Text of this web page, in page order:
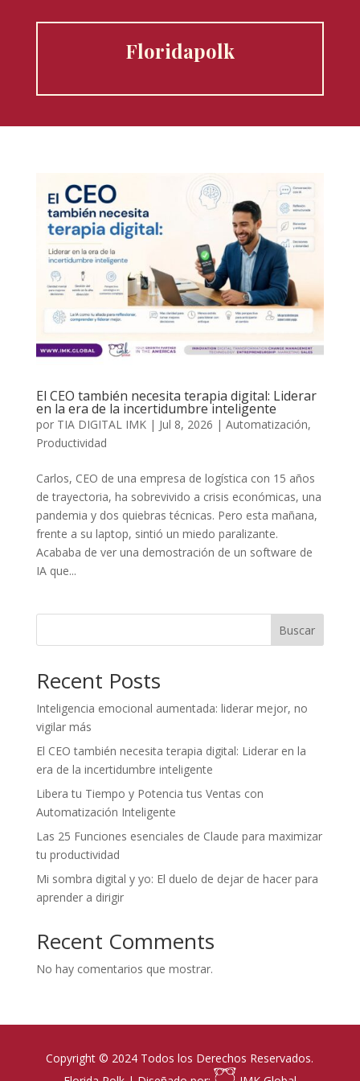
Floridapolk
El CEO también necesita terapia digital: Liderar
en la era de la incertidumbre inteligente
por TIA DIGITAL IMK| Jul 8, 2026 | Automatización,
Productividad
Carlos, CEO de una empresa de logística con 15 años
de trayectoria, ha sobrevivido a crisis económicas, una
pandemia y dos quiebras técnicas. Pero esta mañana,
frente a su laptop, sintió un miedo paralizante.
Acababa de ver una demostración de un software de
IA que...
Buscar
Recent Posts
Inteligencia emocional aumentada: liderar mejor, no
vigilar más
El CEO también necesita terapia digital: Liderar en la
era de la incertidumbre inteligente
Libera tu Tiempo y Potencia tus Ventas con
Automatización Inteligente
Las 25 Funciones esenciales de Claude para maximizar
tu productividad
Mi sombra digital y yo: El duelo de dejar de hacer para
aprender a dirigir
Recent Comments
No hay comentarios que mostrar.
Copyright © 2024 Todos los Derechos Reservados.